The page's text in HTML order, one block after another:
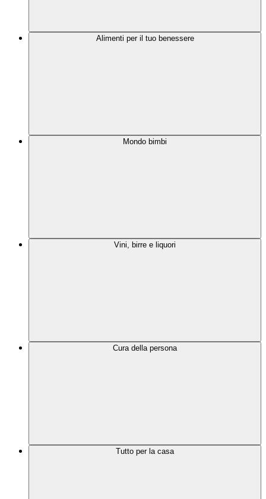
Alimenti per il tuo benessere
Mondo bimbi
Vini, birre e liquori
Cura della persona
Tutto per la casa